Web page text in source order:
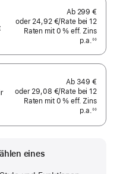
Ab 299 €
oder 24,92 €/Rate pro
Rate
bei 12
Raten Raten
mit 0 % eff. Zins
p.a.eff.
Zins p.a.
◊◊
Ab 349 €
oder 29,08 €/Rate pro
Rate
bei 12
Raten Raten
mit 0 % eff. Zins
p.a.eff.
Zins p.a.
◊◊
eines